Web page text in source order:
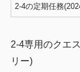
2-4の定期任務
2-4専用のクエ
リー)